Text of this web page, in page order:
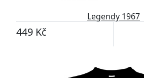
Legendy 1967
449 Kč